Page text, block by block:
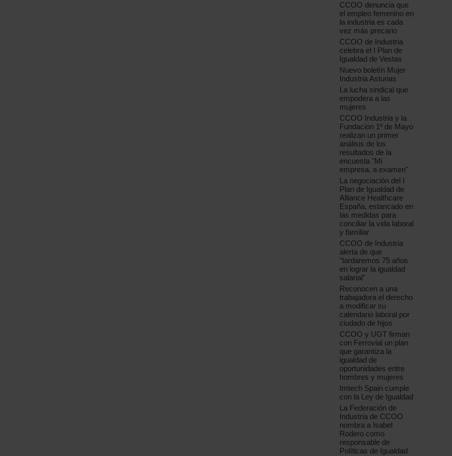
CCOO denuncia que
el empleo femenino en
la industria es cada
vez más precario
CCOO de Industria
celebra el I Plan de
Igualdad de Vestas
Nuevo boletín Mujer
Industria Asturias
La lucha sindical que
empodera a las
mujeres
CCOO Industria y la
Fundación 1º de Mayo
realizan un primer
análisis de los
resultados de la
encuesta "Mi
empresa, a examen"
La negociación del I
Plan de Igualdad de
Alliance Healthcare
España, estancado en
las medidas para
conciliar la vida laboral
y familiar
CCOO de Industria
alerta de que
"tardaremos 75 años
en lograr la igualdad
salarial"
Reconocen a una
trabajadora el derecho
a modificar su
calendario laboral por
ciudado de hijos
CCOO y UGT firman
con Ferrovial un plan
que garantiza la
igualdad de
oportunidades entre
hombres y mujeres
Imtech Spain cumple
con la Ley de Igualdad
La Federación de
Industria de CCOO
nombra a Isabel
Rodero como
responsable de
Políticas de Igualdad